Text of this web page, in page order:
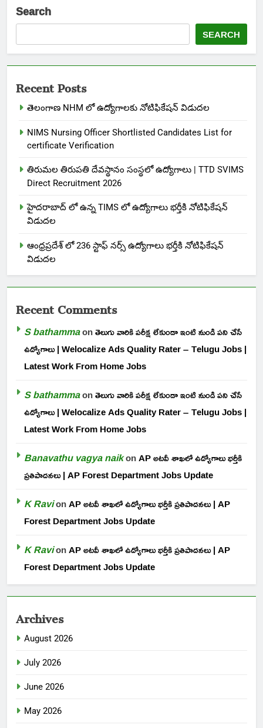
Search
SEARCH
Recent Posts
తెలంగాణ NHM లో ఉద్యోగాలకు నోటిఫికేషన్ విడుదల
NIMS Nursing Officer Shortlisted Candidates List for
certificate Verification
తిరుమల తిరుపతి దేవస్థానం సంస్థలో ఉద్యోగాలు | TTD SVIMS
Direct Recruitment 2026
హైదరాబాద్ లో ఉన్న TIMS లో ఉద్యోగాలు భర్తీకి నోటిఫికేషన్
విడుదల
ఆంధ్రప్రదేశ్ లో 236 స్టాఫ్ నర్స్ ఉద్యోగాలు భర్తీకి నోటిఫికేషన్
విడుదల
Recent Comments
S bathammaonతెలుగు వారికి పరీక్ష లేకుండా ఇంటి నుండి పని చేసే
ఉద్యోగాలు | Welocalize Ads Quality Rater – Telugu Jobs |
Latest Work From Home Jobs
S bathammaonతెలుగు వారికి పరీక్ష లేకుండా ఇంటి నుండి పని చేసే
ఉద్యోగాలు | Welocalize Ads Quality Rater – Telugu Jobs |
Latest Work From Home Jobs
Banavathu vagya naikonAP అటవీ శాఖలో ఉద్యోగాలు భర్తీకి
ప్రతిపాదనలు | AP Forest Department Jobs Update
K RavionAP అటవీ శాఖలో ఉద్యోగాలు భర్తీకి ప్రతిపాదనలు | AP
Forest Department Jobs Update
K RavionAP అటవీ శాఖలో ఉద్యోగాలు భర్తీకి ప్రతిపాదనలు | AP
Forest Department Jobs Update
Archives
August 2026
July 2026
June 2026
May 2026